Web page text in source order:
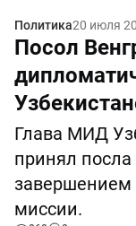
Политика20 июля
Посол
Глава МИД
принял
завершением
миссии.